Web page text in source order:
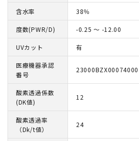
含水率 38％
度数(PWR/D) -0.25 ～ -12.00
UVカット 有
医療機器承認
番号
23000BZX00074000
酸素透過係数
(DK値)
12
酸素透過率
（Dk/t値）
24